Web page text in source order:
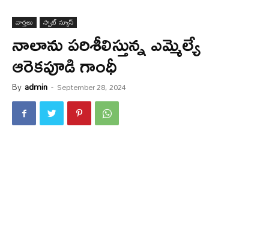
వార్త‌లు స్పాట్ న్యూస్
నాలాను ప‌రిశీలిస్తున్న ఎమ్మెల్యే
ఆరెకపూడి గాంధీ
By admin - September 28, 2024